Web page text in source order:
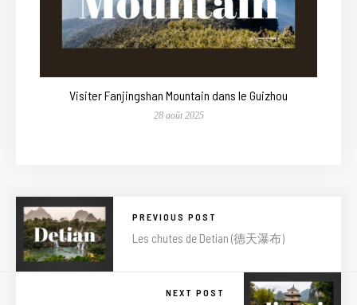
Visiter Fanjingshan Mountain dans le Guizhou
28 août 2025
PREVIOUS POST
Les chutes de Detian (德天瀑布)
NEXT POST